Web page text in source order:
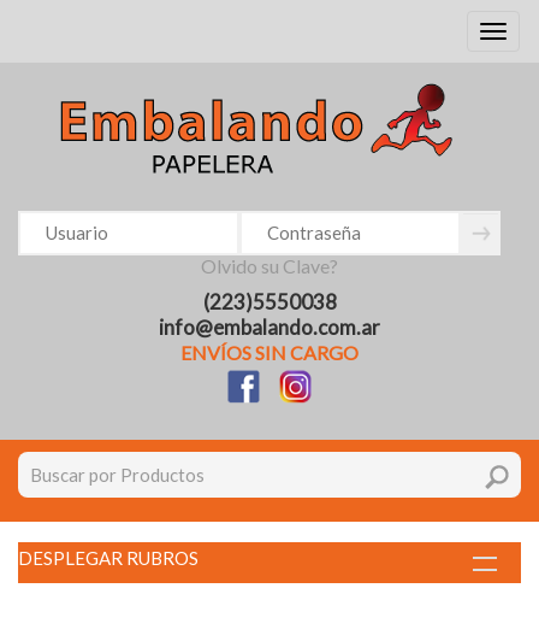
Toggle
Olvido su Clave?
(223)5550038
info@embalando.com.ar
ENVÍOS SIN CARGO
DESPLEGAR RUBROS